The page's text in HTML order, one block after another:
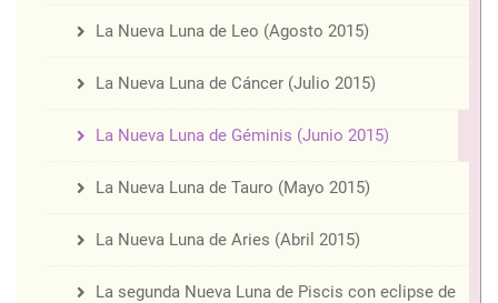
La Nueva Luna de Leo (Agosto 2015)
La Nueva Luna de Cáncer (Julio 2015)
La Nueva Luna de Géminis (Junio 2015)
La Nueva Luna de Tauro (Mayo 2015)
La Nueva Luna de Aries (Abril 2015)
La segunda Nueva Luna de Piscis con eclipse de